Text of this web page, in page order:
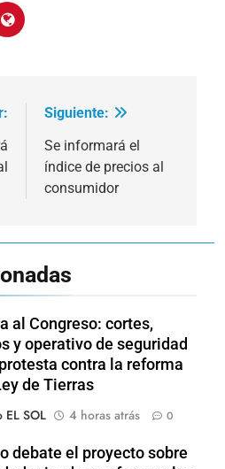
Siguiente:
Se informará el
índice de precios al
consumidor
al Congreso: cortes,
y operativo de seguridad
contra la reforma
de Tierras
EL SOL
4 horas atrás 0
debate el proyecto sobre